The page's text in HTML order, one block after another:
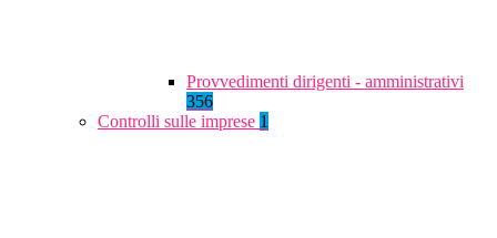
Provvedimenti dirigenti - amministrativi
356
Controlli sulle imprese 1